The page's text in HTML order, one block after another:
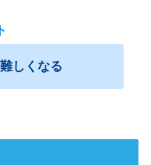
しくなる